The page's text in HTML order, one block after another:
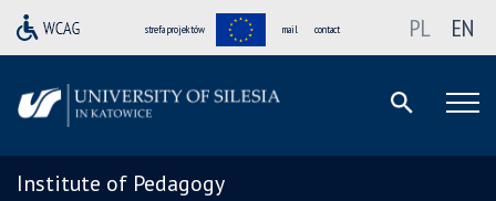
strefa projektów mail contact PL EN
Institute of Pedagogy